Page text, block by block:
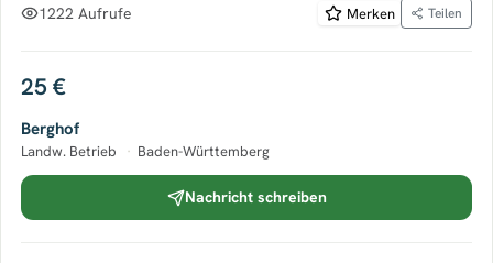
1222 Aufrufe Merken Teilen
25 €
Berghof
Landw. Betrieb · Baden-Württemberg
Nachricht schreiben